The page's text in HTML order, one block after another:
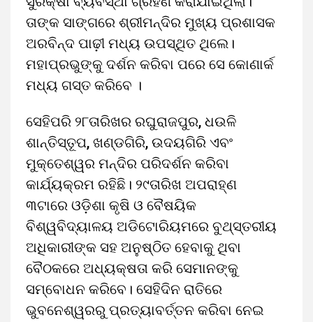
ତାଙ୍କ ସାଙ୍ଗରେ ଶ୍ରୀମନ୍ଦିର ମୁଖ୍ୟ ପ୍ରଶାସକ
ଅରବିନ୍ଦ ପାଢ଼ୀ ମଧ୍ୟ ଉପସ୍ଥିତ ଥିଲେ।
ମହାପ୍ରଭୁଙ୍କୁ ଦର୍ଶନ କରିବା ପରେ ସେ କୋଣାର୍କ
ମଧ୍ୟ ଗସ୍ତ କରିବେ ।
ସେହିପରି ୨୮ତାରିଖର ରଘୁରାଜପୁର, ଧଉଳି
ଶାନ୍ତିସ୍ତୂପ, ଖଣ୍ଡଗିରି, ଉଦୟଗିରି ଏବଂ
ମୁକ୍ତେଶ୍ୱର ମନ୍ଦିର ପରିଦର୍ଶନ କରିବା
କାର୍ଯ୍ୟକ୍ରମ ରହିଛି। ୨୯ତାରିଖ ଅପରାହ୍ଣ
୩ଟାରେ ଓଡ଼ିଶା କୃଷି ଓ ବୈଷୟିକ
ବିଶ୍ୱବିଦ୍ୟାଳୟ ଅଡିଟୋରିୟମରେ ବୁଥ୍‌ସ୍ତରୀୟ
ଅଧିକାରୀଙ୍କ ସହ ଅନୁଷ୍ଠିତ ହେବାକୁ ଥିବା
ବୈଠକରେ ଅଧ୍ୟକ୍ଷତା କରି ସେମାନଙ୍କୁ
ସମ୍ବୋଧନ କରିବେ। ସେହିଦିନ ରାତିରେ
ଭୁବନେଶ୍ୱରରୁ ପ୍ରତ୍ୟାବର୍ତ୍ତନ କରିବା ନେଇ